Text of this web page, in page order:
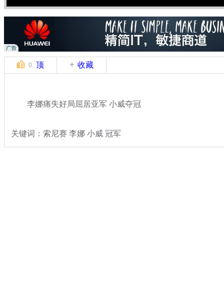
0 顶 收藏
李娜痛失好局屈居亚军 小威夺冠
关键词：索尼赛 李娜 小威 冠军